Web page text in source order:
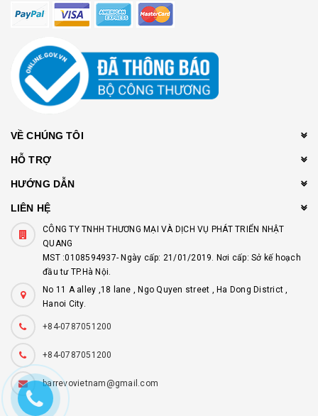
VỀ CHÚNG TÔI
HỖ TRỢ
HƯỚNG DẪN
LIÊN HỆ
CÔNG TY TNHH THƯƠNG MẠI VÀ DỊCH VỤ PHÁT TRIỂN NHẬT
QUANG
MST :0108594937- Ngày cấp: 21/01/2019. Nơi cấp: Sở kế hoạch
đầu tư TP.Hà Nội.
No 11 A alley ,18 lane , Ngo Quyen street , Ha Dong District ,
Hanoi City.
+84-0787051200
+84-0787051200
barrevovietnam@gmail.com